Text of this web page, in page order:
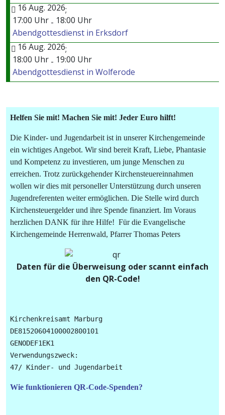
16 Aug. 2026;
17:00 Uhr - 18:00 Uhr
Abendgottesdienst in Erksdorf
16 Aug. 2026;
18:00 Uhr - 19:00 Uhr
Abendgottesdienst in Wolferode
Helfen Sie mit! Machen Sie mit! Jeder Euro hilft!
Die Kinder- und Jugendarbeit ist in unserer Kirchengemeinde
ein wichtiges Angebot. Wir sind bereit Kraft, Liebe, Phantasie
und Kompetenz zu investieren, um junge Menschen zu
erreichen. Trotz zurückgehender Kirchensteuereinnahmen
wollen wir dies mit personeller Unterstützung durch unseren
Jugendreferenten weiter ermöglichen. Die Stelle wird durch
Kirchensteuergelder und ihre Spende finanziert. Im Voraus
herzlichen DANK für ihre Hilfe! Für die Evangelische
Kirchengemeinde Herrenwald, Pfarrer Thomas Peters
Daten für die Überweisung oder scannt einfach
den QR-Code!
Kirchenkreisamt Marburg
DE81520604100002800101
GENODEF1EK1
Verwendungszweck:
Wie funktionieren QR-Code-Spenden?